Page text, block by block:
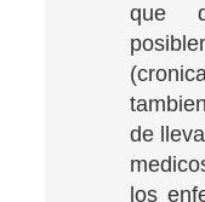
que
de
los